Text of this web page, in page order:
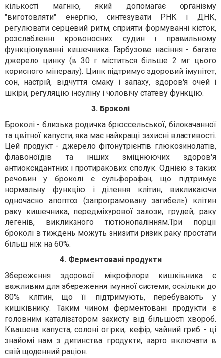
кількості магнію, який допомагає організму
"виготовляти" енергію, синтезувати РНК і ДНК,
регулювати серцевий ритм, сприяти формуванні кісток,
розслабленні кровоносних судин і правильному
функціонуванні кишечника. Гарбузове насіння - багате
джерело цинку (в 30 г міститься більше 2 мг цього
корисного мінералу). Цинк підтримує здоровий імунітет,
сон, настрій, відчуття смаку і запаху, здоров'я очей і
шкіри, регуляцію інсуліну і чоловічу статеву функцію.
3. Броколі
Броколі - близька родичка брюссельської, білокачанної
та цвітної капусти, яка має найкращі захисні властивості.
Цей продукт - джерело фітонутрієнтів глюкозинолатів,
флавоноїдів та інших зміцнюючих здоров'я
антиоксидантних і протиракових сполук. Однією з таких
речовин у броколі є сульфорафан, що підтримує
нормальну функцію і ділення клітин, викликаючи
одночасно апоптоз (запрограмовану загибель) клітин
раку кишечника, передміхурової залози, грудей, раку
легенів, викликаного тютюнопалінням.Три порції
броколі в тиждень можуть знизити ризик раку простати
більш ніж на 60%.
4. Ферментовані продукти
Збереження здорової мікрофлори кишківника є
важливим для збереження імунної системи, оскільки до
80% клітин, що її підтримують, перебувають у
кишківнику. Таким чином ферментовані продукти є
головним каталізатором захисту від більшості хвороб.
Квашена капуста, солоні огірки, кефір, чайний гриб - ці
знайомі нам з дитинства продукти, варто включати в
свій щоденний раціон.